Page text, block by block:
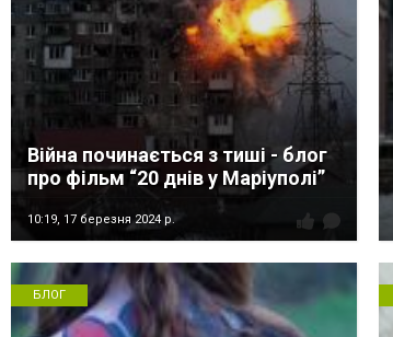
Війна починається з тиші - блог
про фільм “20 днів у Маріуполі”
10:19, 17 березня 2024 р.
БЛОГ